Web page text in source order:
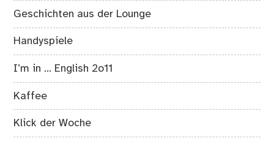
Geschichten aus der Lounge
Handyspiele
I’m in … English 2o11
Kaffee
Klick der Woche